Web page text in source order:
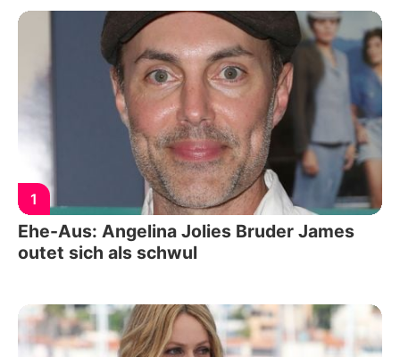
1
Ehe-Aus: Angelina Jolies Bruder James
outet sich als schwul